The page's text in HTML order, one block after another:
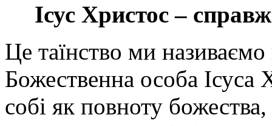
Ісус Христос –
Це таїнство ми
Божественна особа
собі як повноту